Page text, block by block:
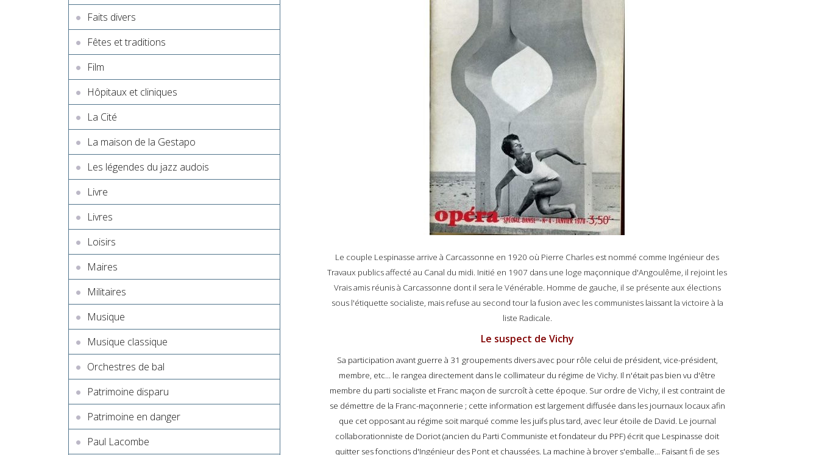
Faits divers
Fêtes et traditions
Film
Hôpitaux et cliniques
La Cité
La maison de la Gestapo
Les légendes du jazz audois
Livre
Livres
Loisirs
Maires
Militaires
Musique
Musique classique
Orchestres de bal
Patrimoine disparu
Patrimoine en danger
Paul Lacombe
Le couple Lespinasse arrive à Carcassonne en 1920 où Pierre Charles est nommé comme Ingénieur des
Travaux publics affecté au Canal du midi. Initié en 1907 dans une loge maçonnique d'Angoulême, il rejoint les
Vrais amis réunis à Carcassonne dont il sera le Vénérable. Homme de gauche, il se présente aux élections
sous l'étiquette socialiste, mais refuse au second tour la fusion avec les communistes laissant la victoire à la
liste Radicale.
Le suspect de Vichy
Sa participation avant guerre à 31 groupements divers avec pour rôle celui de président, vice-président,
membre, etc... le rangea directement dans le collimateur du régime de Vichy. Il n'était pas bien vu d'être
membre du parti socialiste et Franc maçon de surcroît à cette époque. Sur ordre de Vichy, il est contraint de
se démettre de la Franc-maçonnerie ; cette information est largement diffusée dans les journaux locaux afin
que cet opposant au régime soit marqué comme les juifs plus tard, avec leur étoile de David. Le journal
collaborationniste de Doriot (ancien du Parti Communiste et fondateur du PPF) écrit que Lespinasse doit
quitter ses fonctions d'Ingénieur des Pont et chaussées. La machine à broyer s'emballe... Faisant fi de ses